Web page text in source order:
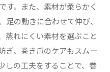
ッキングの素材選び
応ストッキングの素材
るための素材選定
を改善するための実践
す。また、素材が柔らかく
の動きに合わせて伸び、
蒸れにくい素材を選ぶこと
ぎ、巻き爪のケアもスムー
しの工夫をすることで、巻